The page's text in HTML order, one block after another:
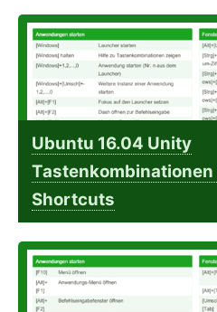
Ubuntu 16.04 Unity
Tastenkombinationen
Shortcuts